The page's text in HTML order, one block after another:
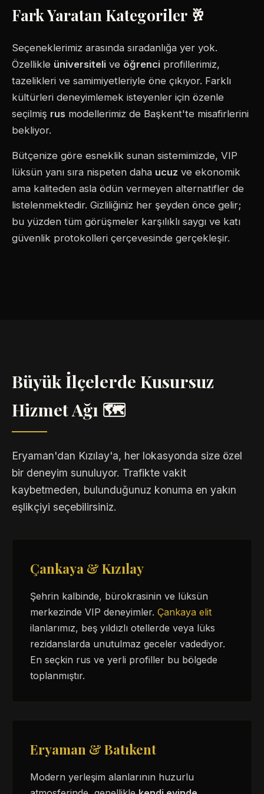
Fark Yaratan Kategoriler 🥂
Seçeneklerimiz arasında sıradanlığa yer yok.
Özellikle üniversiteli ve öğrenci profillerimiz,
tazelikleri ve samimiyetleriyle öne çıkıyor. Farklı
kültürleri deneyimlemek isteyenler için özenle
seçilmiş rus modellerimiz de Başkent'te misafirlerini
bekliyor.
Bütçenize göre esneklik sunan sistemimizde, VIP
lüksün yanı sıra nispeten daha ucuz ve ekonomik
ama kaliteden asla ödün vermeyen alternatifler de
listelenmektedir. Gizliliğiniz her şeyden önce gelir;
bu yüzden tüm görüşmeler karşılıklı saygı ve katı
güvenlik protokolleri çerçevesinde gerçekleşir.
Büyük İlçelerde Kusursuz
Hizmet Ağı 🗺️
Eryaman'dan Kızılay'a, her lokasyonda size özel
bir deneyim sunuluyor. Trafikte vakit
kaybetmeden, bulunduğunuz konuma en yakın
eşlikçiyi seçebilirsiniz.
Çankaya & Kızılay
Şehrin kalbinde, bürokrasinin ve lüksün
merkezinde VIP deneyimler. Çankaya elit
ilanlarımız, beş yıldızlı otellerde veya lüks
rezidanslarda unutulmaz geceler vadediyor.
En seçkin rus ve yerli profiller bu bölgede
toplanmıştır.
Eryaman & Batıkent
Modern yerleşim alanlarının huzurlu